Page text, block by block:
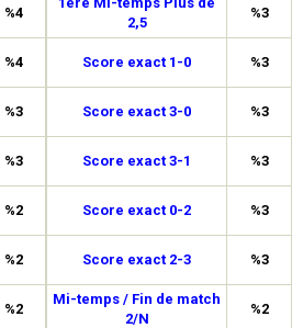
%4
%4
%3
%3
%2
%2
%2
2,5
%3
Score exact 1-0 %3
Score exact 3-0 %3
Score exact 3-1 %3
Score exact 0-2 %3
Score exact 2-3 %3
Mi-temps / Fin de match
2/N
%2